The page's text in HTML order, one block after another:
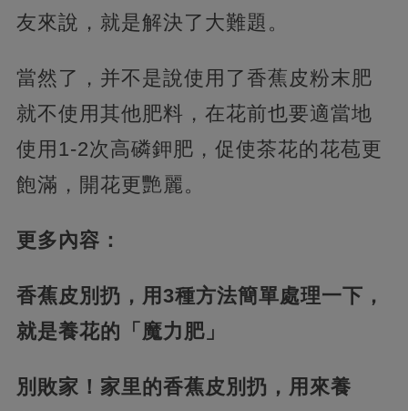
友來說，就是解決了大難題。
當然了，并不是說使用了香蕉皮粉末肥
就不使用其他肥料，在花前也要適當地
使用1-2次高磷鉀肥，促使茶花的花苞更
飽滿，開花更艷麗。
更多內容：
香蕉皮別扔，用3種方法簡單處理一下，
就是養花的「魔力肥」
別敗家！家里的香蕉皮別扔，用來養